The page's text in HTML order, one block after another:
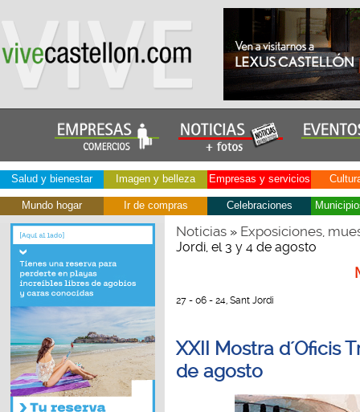
Salud y bienestar Imagen y belleza Empresas y servicios
Mundo hogar Ir de compras Celebraciones
Noticias» Exposiciones,
Jordi, el 3 y 4 de agosto
27 - 06 - 24, Sant Jordi
XXII Mostra d´Oficis
de agosto